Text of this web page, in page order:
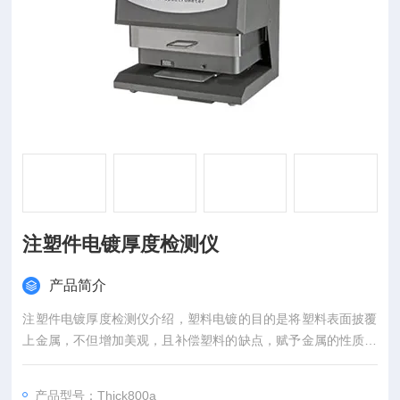
注塑件电镀厚度检测仪
产品简介
注塑件电镀厚度检测仪介绍，塑料电镀的目的是将塑料表面披覆
上金属，不但增加美观，且补偿塑料的缺点，赋予金属的性质，
充分发挥塑料及金属的特性于一体，今日已有大量塑料电镀产品
产品型号：Thick800a